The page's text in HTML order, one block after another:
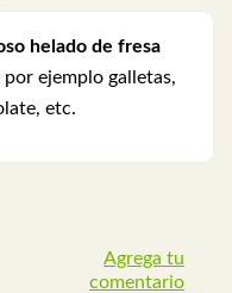
helado de fresa
ejemplo galletas,
etc.
Agrega tu
comentario